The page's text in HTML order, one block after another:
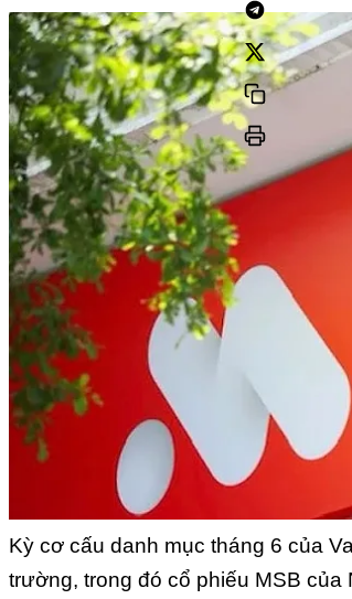
Kỳ cơ cấu danh mục tháng 6 của
trường, trong đó cổ phiếu MSB